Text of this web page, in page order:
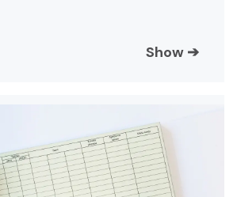
Show ➔